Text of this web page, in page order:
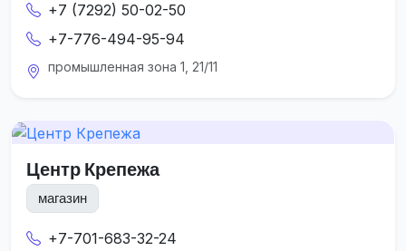
+7 (7292) 50-02-50
+7-776-494-95-94
промышленная зона 1, 21/11
Центр Крепежа
магазин
+7-701-683-32-24